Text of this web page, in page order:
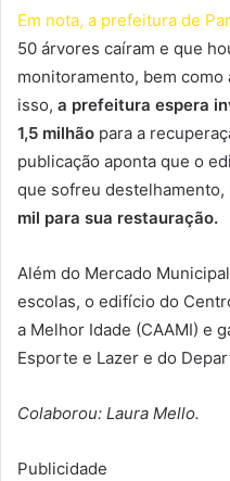
Em nota, a prefeitura de
50 árvores caíram e que
monitoramento, bem
isso, a prefeitura espera
1,5 milhão para a
publicação aponta que o
que sofreu destelhamento,
mil para sua restauração.
Além do Mercado
escolas, o edifício do
a Melhor Idade (CAAMI) e
Esporte e Lazer e do
Colaborou: Laura Mello.
Publicidade